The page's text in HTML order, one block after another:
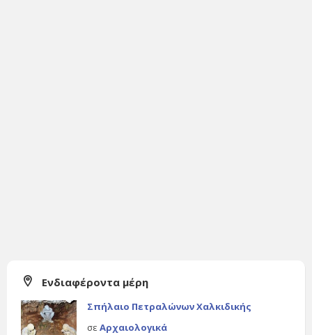
Ενδιαφέροντα μέρη
Σπήλαιο Πετραλώνων Χαλκιδικής
σε Αρχαιολογικά